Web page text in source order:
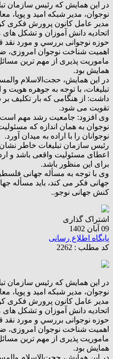
در این همايش که رئیس سازمان
نوجوان، مدیر شبکه امید و پویا،
مدیر عامل کانون پرورش فکری
اتحادیه دانش آموزان و تشکل
حوزه نوجوانی بررسي و مورد نقد
اهمیت شناخت نوجوان
ماموریت پذیری از مهم ترین
همایش بود.
در این همایش، حجت‌الاسلام
تبلیغات، با توجه به‌ جوهره هویت
داشت: از هنگامی که بار تکليف
تقویت می شود.
وی افزود: جامعیت رشد مهم است
نوجوان به همان اندازه که
نوجوانان را با اراده به میدان آورد.
رئیس سازمان تبلیغات خاطر نشان
اعطای مسئوليت واقعی باشد و
برای این منظور باشد.
وی با توجه به‌ مسأله جهانی
جهانی فکر می کند، باید مسأله
کنش جهانی نوجو..
اشتراک گذاری
09 آبان 1402
پایگاه اطلاع رسانی
کد مطلب : 2262
در این همايش که رئیس سازمان
نوجوان، مدیر شبکه امید و پویا،
مدیر عامل کانون پرورش فکری
اتحادیه دانش آموزان و تشکل
حوزه نوجوانی بررسي و مورد نقد
اهمیت شناخت نوجوان
ماموریت پذیری از مهم ترین
همایش بود.